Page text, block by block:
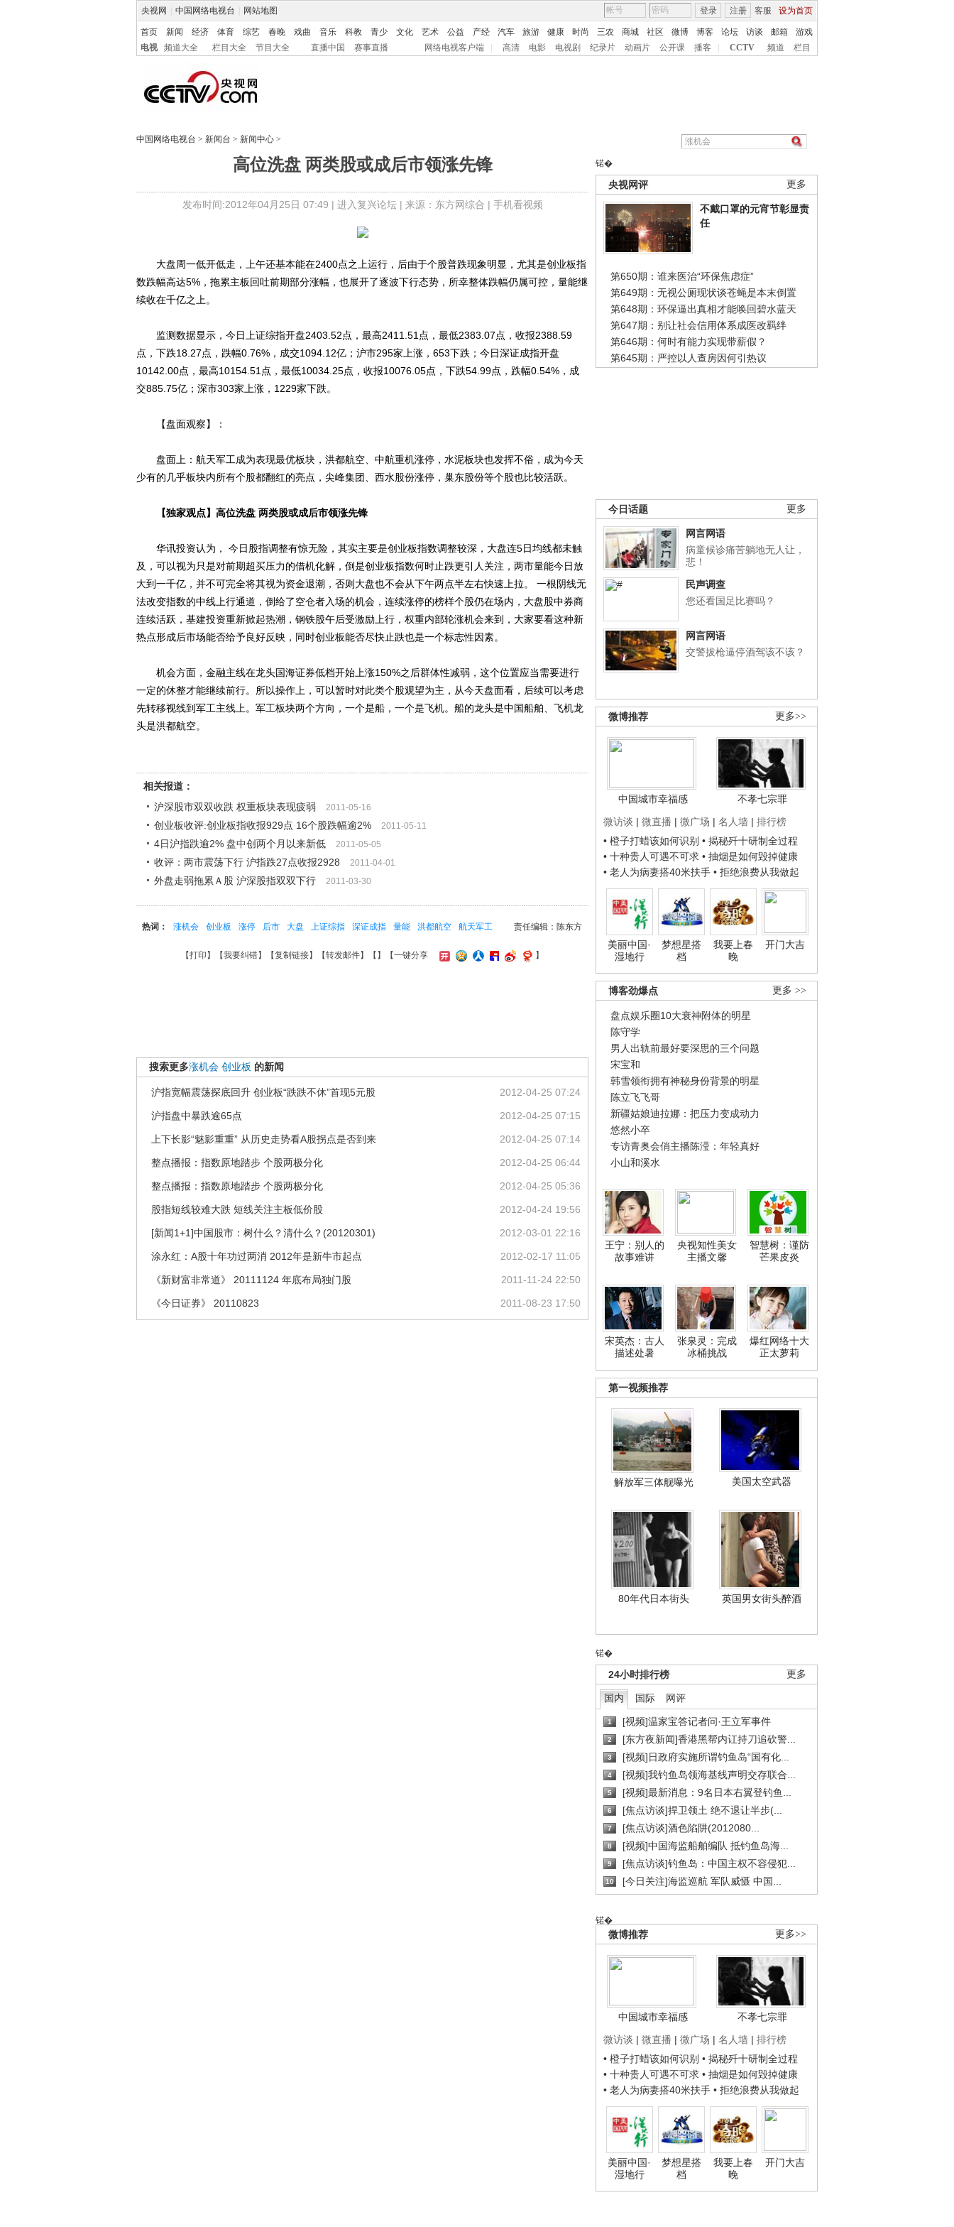
央视网 中国网络电视台 网站地图 客服 设为首页
登录 注册
首页 新闻 经济 体育 综艺 春晚 戏曲 音乐 科教 青少 文化 艺术 公益 产经 汽车 旅游 健康 时尚 三农 商城 社区 微博 博客 论坛 访谈 邮箱
游戏
电视
频道大全 栏目大全 节目大全 直播中国 赛事直播 网络电视客户端 高清 电影 电视剧 纪录片 动画片 公开课 播客 CCTV 频道 栏目
中国网络电视台 > 新闻台 > 新闻中心 >
高位洗盘 两类股或成后市领涨先锋
发布时间:2012年04月25日 07:49 | 进入复兴论坛| 来源：东方网综合 | 手机看视频
锘�
更多
央视网评
不戴口罩的元宵节彰显责
任
第650期：谁来医治“环保焦虑症”
第649期：无视公厕现状谈苍蝇是本末倒置
第648期：环保逼出真相才能唤回碧水蓝天
第647期：别让社会信用体系成医改羁绊
第646期：何时有能力实现带薪假？
第645期：严控以人查房因何引热议
更多
今日话题
网言网语
病童候诊痛苦躺地无人让，
悲！
民声调查
您还看国足比赛吗？
网言网语
交警拔枪逼停酒驾该不该？
更多>>
微博推荐
中国城市幸福感
不孝七宗罪
微访谈 | 微直播 | 微广场 | 名人墙 | 排行榜
• 橙子打蜡该如何识别 • 揭秘歼十研制全过程
• 十种贵人可遇不可求 • 抽烟是如何毁掉健康
• 老人为病妻搭40米扶手 • 拒绝浪费从我做起
美丽中国·
湿地行
梦想星搭
档
我要上春
晚
开门大吉
更多 >>
博客劲爆点
盘点娱乐圈10大衰神附体的明星
陈守学
男人出轨前最好要深思的三个问题
宋宝和
韩雪领衔拥有神秘身份背景的明星
陈立飞飞哥
新疆姑娘迪拉娜：把压力变成动力
悠然小卒
专访青奥会俏主播陈滢：年轻真好
小山和溪水
王宁：别人的
故事难讲
央视知性美女
主播文馨
智慧树：谨防
芒果皮炎
宋英杰：古人
描述处暑
张泉灵：完成
冰桶挑战
爆红网络十大
正太萝莉
第一视频推荐
解放军三体舰曝光 美国太空武器
80年代日本街头 英国男女街头醉酒
锘�
更多
24小时排行榜
国内 国际 网评
1 [视频]温家宝答记者问·王立军事件
2 [东方夜新闻]香港黑帮内讧持刀追砍警...
3 [视频]日政府实施所谓钓鱼岛“国有化...
4 [视频]我钓鱼岛领海基线声明交存联合...
5 [视频]最新消息：9名日本右翼登钓鱼...
6 [焦点访谈]捍卫领土 绝不退让半步(...
7 [焦点访谈]酒色陷阱(2012080...
8 [视频]中国海监船舶编队 抵钓鱼岛海...
9 [焦点访谈]钓鱼岛：中国主权不容侵犯...
10 [今日关注]海监巡航 军队威慑 中国...
锘�
更多>>
微博推荐
中国城市幸福感
不孝七宗罪
微访谈 | 微直播 | 微广场 | 名人墙 | 排行榜
• 橙子打蜡该如何识别 • 揭秘歼十研制全过程
• 十种贵人可遇不可求 • 抽烟是如何毁掉健康
• 老人为病妻搭40米扶手 • 拒绝浪费从我做起
美丽中国·
湿地行
梦想星搭
档
我要上春
晚
开门大吉
大盘周一低开低走，上午还基本能在2400点之上运行，后由于个股普跌现象明显，尤其是创业板指
数跌幅高达5%，拖累主板回吐前期部分涨幅，也展开了逐波下行态势，所幸整体跌幅仍属可控，量能继
续收在千亿之上。
监测数据显示，今日上证综指开盘2403.52点，最高2411.51点，最低2383.07点，收报2388.59
点，下跌18.27点，跌幅0.76%，成交1094.12亿；沪市295家上涨，653下跌；今日深证成指开盘
10142.00点，最高10154.51点，最低10034.25点，收报10076.05点，下跌54.99点，跌幅0.54%，成
交885.75亿；深市303家上涨，1229家下跌。
【盘面观察】：
盘面上：航天军工成为表现最优板块，洪都航空、中航重机涨停，水泥板块也发挥不俗，成为今天
少有的几乎板块内所有个股都翻红的亮点，尖峰集团、西水股份涨停，巢东股份等个股也比较活跃。
【独家观点】高位洗盘 两类股或成后市领涨先锋
华讯投资认为， 今日股指调整有惊无险，其实主要是创业板指数调整较深，大盘连5日均线都未触
及，可以视为只是对前期超买压力的借机化解，倒是创业板指数何时止跌更引人关注，两市量能今日放
大到一千亿，并不可完全将其视为资金退潮，否则大盘也不会从下午两点半左右快速上拉。 一根阴线无
法改变指数的中线上行通道，倒给了空仓者入场的机会，连续涨停的榜样个股仍在场内，大盘股中券商
连续活跃，基建投资重新掀起热潮，钢铁股午后受激励上行，权重内部轮涨机会来到，大家要看这种新
热点形成后市场能否给予良好反映，同时创业板能否尽快止跌也是一个标志性因素。
机会方面，金融主线在龙头国海证券低档开始上涨150%之后群体性减弱，这个位置应当需要进行
一定的休整才能继续前行。所以操作上，可以暂时对此类个股观望为主，从今天盘面看，后续可以考虑
先转移视线到军工主线上。军工板块两个方向，一个是船，一个是飞机。船的龙头是中国船舶、飞机龙
头是洪都航空。
相关报道：
沪深股市双双收跌 权重板块表现疲弱
2011-05-16
创业板收评:创业板指收报929点 16个股跌幅逾2% 2011-05-11
4日沪指跌逾2% 盘中创两个月以来新低 2011-05-05
收评：两市震荡下行 沪指跌27点收报2928 2011-04-01
外盘走弱拖累Ａ股 沪深股指双双下行 2011-03-30
责任编辑：陈东方
热词： 涨机会 创业板 涨停 后市 大盘 上证综指 深证成指 量能 洪都航空 航天军工
【打印 】【我要纠错】【复制链接】【转发邮件】【 】 【一键分享 】
搜索更多涨机会 创业板 的新闻
2012-04-25 07:24
沪指宽幅震荡探底回升 创业板“跌跌不休”首现5元股
2012-04-25 07:15
沪指盘中暴跌逾65点
2012-04-25 07:14
上下长影“魅影重重” 从历史走势看A股拐点是否到来
2012-04-25 06:44
整点播报：指数原地踏步 个股两极分化
2012-04-25 05:36
整点播报：指数原地踏步 个股两极分化
2012-04-24 19:56
股指短线较难大跌 短线关注主板低价股
2012-03-01 22:16
[新闻1+1]中国股市：树什么？清什么？(20120301)
2012-02-17 11:05
涂永红：A股十年功过两消 2012年是新牛市起点
2011-11-24 22:50
《新财富非常道》 20111124 年底布局独门股
2011-08-23 17:50
《今日证券》 20110823